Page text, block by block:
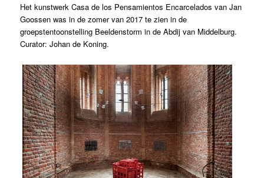
Het kunstwerk Casa de los Pensamientos Encarcelados van Jan
Goossen was in de zomer van 2017 te zien in de
groepstentoonstelling Beeldenstorm in de Abdij van Middelburg.
Curator: Johan de Koning.